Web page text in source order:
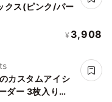
クス(ピンク/パー
¥ 3,908
カスタムアイシ
ダー 3枚入り